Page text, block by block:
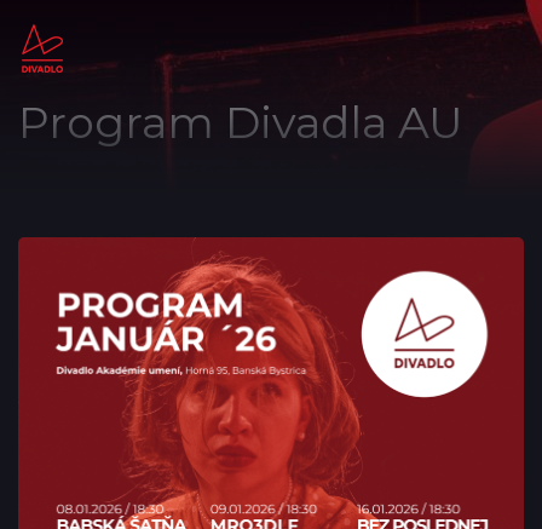
Program Divadla AU